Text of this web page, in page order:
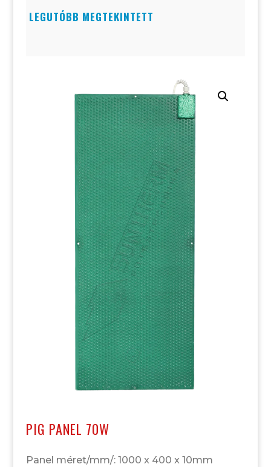
LEGUTÓBB MEGTEKINTETT
PIG PANEL 70W
Panel méret/mm/: 1000 x 400 x 10mm